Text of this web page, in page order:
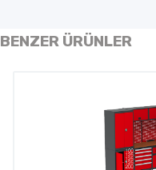
BENZER ÜRÜNLER